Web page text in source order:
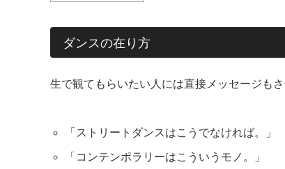
ダンスの在り方
生で観てもらいたい人には直接メッセージも
「ストリートダンスはこうでなければ。」
「コンテンポラリーはこういうモノ。」